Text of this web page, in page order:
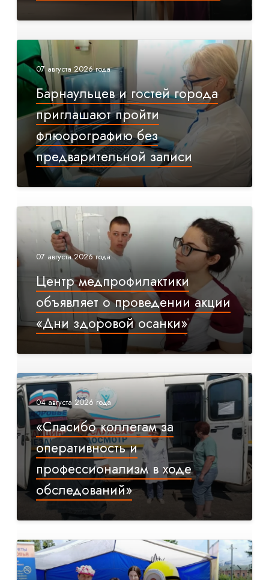
07 августа 2026 года
Барнаульцев и гостей города
приглашают пройти
флюорографию без
предварительной записи
07 августа 2026 года
Центр медпрофилактики
объявляет о проведении акции
«Дни здоровой осанки»
04 августа 2026 года
«Спасибо коллегам за
оперативность и
профессионализм в ходе
обследований»